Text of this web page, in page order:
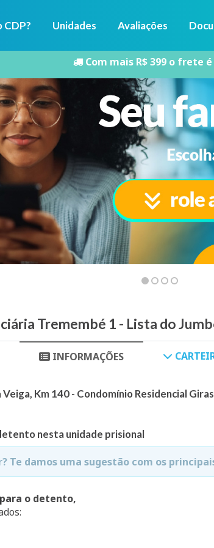
CDP? Unidades Avaliações
Com mais R$ 399 o frete
Tremembé 1 - Lista do
INFORMAÇÕES
Km 140 - Condomínio Residencial
nesta unidade prisional
Te damos uma sugestão com os
o detento,